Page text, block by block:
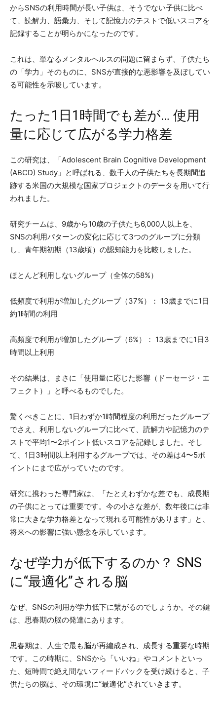
からSNSの利用時間が長い子供は、そうでない子供に比べ
て、読解力、語彙力、そして記憶力のテストで低いスコアを
記録することが明らかになったのです。
これは、単なるメンタルヘルスの問題に留まらず、子供たち
の「学力」そのものに、SNSが直接的な悪影響を及ぼしてい
る可能性を示唆しています。
たった1日1時間でも差が… 使用
量に応じて広がる学力格差
この研究は、「Adolescent Brain Cognitive Development
(ABCD) Study」と呼ばれる、数千人の子供たちを長期間追
跡する米国の大規模な国家プロジェクトのデータを用いて行
われました。
研究チームは、9歳から10歳の子供たち6,000人以上を、
SNSの利用パターンの変化に応じて3つのグループに分類
し、青年期初期（13歳頃）の認知能力を比較しました。
ほとんど利用しないグループ（全体の58%）
低頻度で利用が増加したグループ（37%）： 13歳までに1日
約1時間の利用
高頻度で利用が増加したグループ（6%）： 13歳までに1日3
時間以上利用
その結果は、まさに「使用量に応じた影響（ドーセージ・エ
フェクト）」と呼べるものでした。
驚くべきことに、1日わずか1時間程度の利用だったグループ
でさえ、利用しないグループに比べて、読解力や記憶力のテ
ストで平均1〜2ポイント低いスコアを記録しました。そし
て、1日3時間以上利用するグループでは、その差は4〜5ポ
イントにまで広がっていたのです。
研究に携わった専門家は、「たとえわずかな差でも、成長期
の子供にとっては重要です。今の小さな差が、数年後には非
常に大きな学力格差となって現れる可能性があります」と、
将来への影響に強い懸念を示しています。
なぜ学力が低下するのか？ SNS
に“最適化”される脳
なぜ、SNSの利用が学力低下に繋がるのでしょうか。その鍵
は、思春期の脳の発達にあります。
思春期は、人生で最も脳が再編成され、成長する重要な時期
です。この時期に、SNSから「いいね」やコメントといっ
た、短時間で絶え間ないフィードバックを受け続けると、子
供たちの脳は、その環境に“最適化”されていきます。